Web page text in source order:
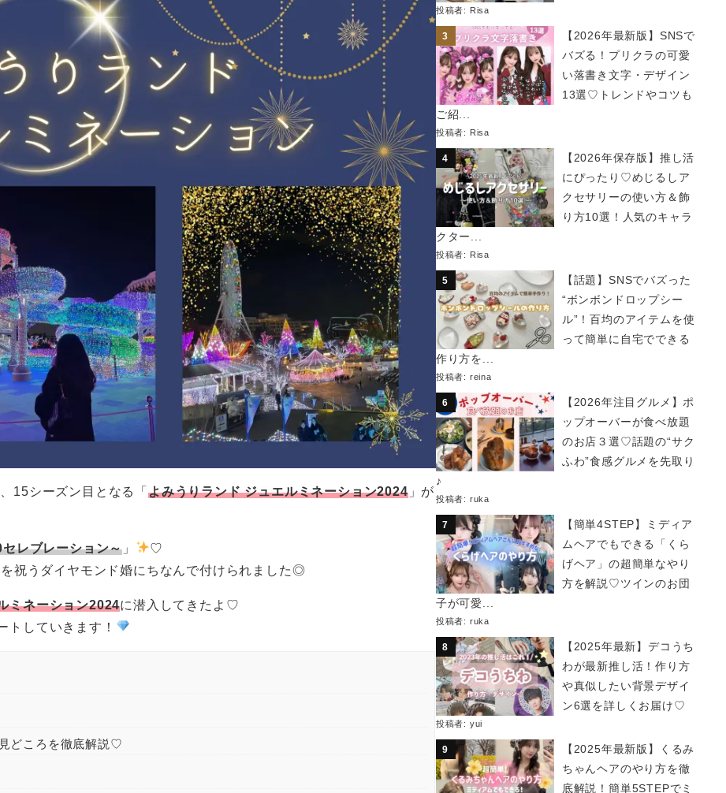
15シーズン目となる「よみうりランド ジュエルミネーション2024」が
レブレーション～ 」
♡
祝うダイヤモンド婚にちなんで付けられました◎
ミネーション2024に潜入してきたよ♡
トしていきます！
どころを徹底解説♡
投稿者: Risa
【2026年最新版】SNSで
バズる！プリクラの可愛
い落書き文字・デザイン
13選♡トレンドやコツも
ご紹...
投稿者: Risa
【2026年保存版】推し活
にぴったり♡めじるしア
クセサリーの使い方＆飾
り方10選！人気のキャラ
クター...
投稿者: Risa
【話題】SNSでバズった
“ボンボンドロップシー
ル”！百均のアイテムを使
って簡単に自宅でできる
作り方を...
投稿者: reina
【2026年注目グルメ】ポ
ップオーバーが食べ放題
のお店３選♡話題の“サク
ふわ”食感グルメを先取り
♪
投稿者: ruka
【簡単4STEP】ミディア
ムヘアでもできる「くら
げヘア」の超簡単なやり
方を解説♡ツインのお団
子が可愛...
投稿者: ruka
【2025年最新】デコうち
わが最新推し活！作り方
や真似したい背景デザイ
ン6選を詳しくお届け♡
投稿者: yui
【2025年最新版】くるみ
ちゃんヘアのやり方を徹
底解説！簡単5STEPでミ